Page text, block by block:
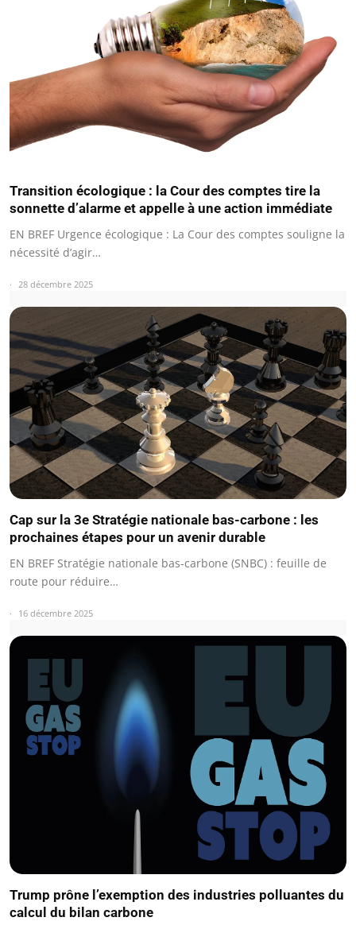
Transition écologique : la Cour des comptes tire la
sonnette d’alarme et appelle à une action immédiate
EN BREF Urgence écologique : La Cour des comptes souligne la
nécessité d’agir…
28 décembre 2025
Cap sur la 3e Stratégie nationale bas-carbone : les
prochaines étapes pour un avenir durable
EN BREF Stratégie nationale bas-carbone (SNBC) : feuille de
route pour réduire…
16 décembre 2025
Trump prône l’exemption des industries polluantes du
calcul du bilan carbone